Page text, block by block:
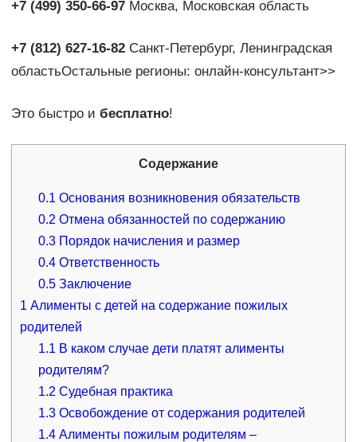
+7 (499) 350-66-97Москва, Московская область
+7 (812) 627-16-82Санкт-Петербург, Ленинградская
областьОстальные регионы: онлайн-консультант>>
Это быстро и бесплатно!
Содержание
0.1 Основания возникновения обязательств
0.2 Отмена обязанностей по содержанию
0.3 Порядок начисления и размер
0.4 Ответственность
0.5 Заключение
1 Алименты с детей на содержание пожилых
родителей
1.1 В каком случае дети платят алименты
родителям?
1.2 Судебная практика
1.3 Освобождение от содержания родителей
1.4 Алименты пожилым родителям –